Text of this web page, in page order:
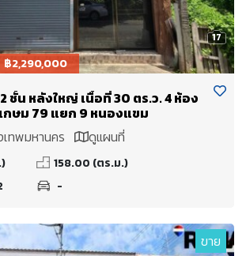
17
฿2,290,000
ชั้น หลังใหญ่ เนื้อที่ 30 ตร.ว. 4 ห้อง
กษม 79 แยก 9 หนองแขม
ทพมหานคร
ดูแผนที่
158.00 (ตร.ม.)
-
ขาย